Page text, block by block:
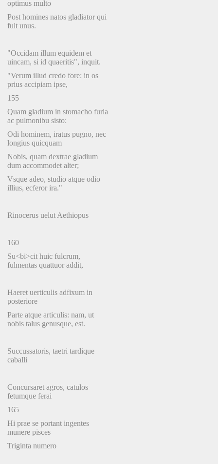
optimus multo
Post homines natos gladiator qui
fuit unus.
"Occidam illum equidem et
uincam, si id quaeritis", inquit.
"Verum illud credo fore: in os
prius accipiam ipse,
155
Quam gladium in stomacho furia
ac pulmonibu sisto:
Odi hominem, iratus pugno, nec
longius quicquam
Nobis, quam dextrae gladium
dum accommodet alter;
Vsque adeo, studio atque odio
illius, ecferor ira."
Rinocerus uelut Aethiopus
160
Su<bi>cit huic fulcrum,
fulmentas quattuor addit,
Haeret uerticulis adfixum in
posteriore
Parte atque articulis: nam, ut
nobis talus genusque, est.
Succussatoris, taetri tardique
caballi
Concursaret agros, catulos
fetumque ferai
165
Hi prae se portant ingentes
munere pisces
Triginta numero